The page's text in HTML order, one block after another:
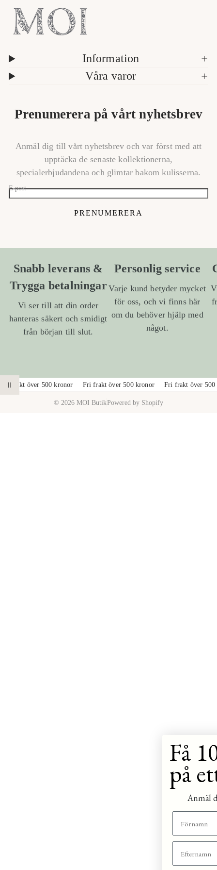
Information
Våra varor
Prenumerera på vårt nyhetsbrev
Anmäl dig till vårt nyhetsbrev och var först med att
upptäcka de senaste kollektionerna,
specialerbjudandena och glimtar bakom kulisserna.
E-post
PRENUMERERA
Snabb leverans &
Trygga betalningar
Vi ser till att din order
hanteras säkert och smidigt
från början till slut.
Personlig service
Varje kund betyder mycket
för oss, och vi finns här
om du behöver hjälp med
något.
a2
PAUSA ANIMATION
Fri frakt över 500 kronor Fri frakt över 500 kronor Fri frakt över 500
© 2026 MOI ButikPowered by Shopify
Få
på
Anmäl